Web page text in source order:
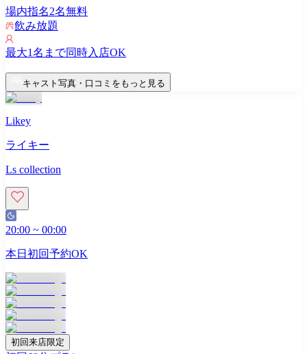
場内指名2名無料
飲み放題
最大1名まで同時入店OK
キャスト写真・口コミをもっと見る
Likey
ライキー
Ls collection
20:00 ~ 00:00
本日初回予約OK
初回来店限定